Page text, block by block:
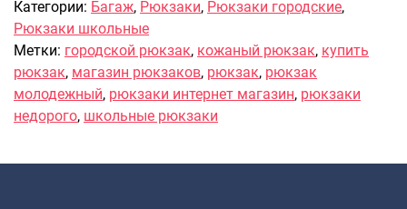
Сумки поясные
Сумки пляжные
Сумки для ноутбуков
Сумки-тележки хозяйственные
Сумки-рюкзаки на колёсах
Рюкзаки
Категории: Багаж, Рюкзаки, Рюкзаки городские,
Рюкзаки школьные
Метки: городской рюкзак, кожаный рюкзак, купить
рюкзак, магазин рюкзаков, рюкзак, рюкзак
молодежный, рюкзаки интернет магазин, рюкзаки
недорого, школьные рюкзаки